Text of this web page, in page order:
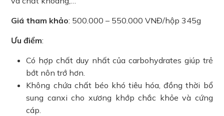
Giá tham khảo: 500.000 – 550.000 VNĐ/hộp 345g
Ưu điểm:
Có hợp chất duy nhất của carbohydrates giúp trẻ
bớt nôn trớ hơn.
Không chứa chất béo khó tiêu hóa, đồng thời bổ
sung canxi cho xương khớp chắc khỏe và cứng
cáp.